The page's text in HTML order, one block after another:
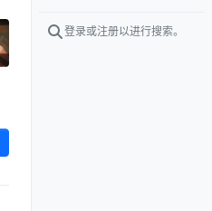
登录或注册以进行搜索。